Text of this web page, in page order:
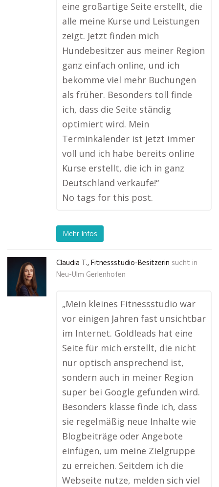
eine großartige Seite erstellt, die
alle meine Kurse und Leistungen
zeigt. Jetzt finden mich
Hundebesitzer aus meiner Region
ganz einfach online, und ich
bekomme viel mehr Buchungen
als früher. Besonders toll finde
ich, dass die Seite ständig
optimiert wird. Mein
Terminkalender ist jetzt immer
voll und ich habe bereits online
Kurse erstellt, die ich in ganz
Deutschland verkaufe!“
No tags for this post.
Mehr Infos
Claudia T., Fitnessstudio-Besitzerin sucht in
Neu-Ulm Gerlenhofen
„Mein kleines Fitnessstudio war
vor einigen Jahren fast unsichtbar
im Internet. Goldleads hat eine
Seite für mich erstellt, die nicht
nur optisch ansprechend ist,
sondern auch in meiner Region
super bei Google gefunden wird.
Besonders klasse finde ich, dass
sie regelmäßig neue Inhalte wie
Blogbeiträge oder Angebote
einfügen, um meine Zielgruppe
zu erreichen. Seitdem ich die
Webseite nutze, melden sich viel